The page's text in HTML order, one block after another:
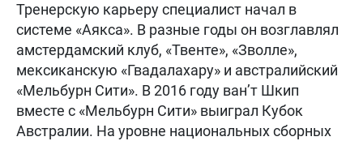
Тренерскую карьеру специалист начал в
системе «Аякса». В разные годы он возглавлял
амстердамский клуб, «Твенте», «Зволле»,
мексиканскую «Гвадалахару» и австралийский
«Мельбурн Сити». В 2016 году ван’т Шкип
вместе с «Мельбурн Сити» выиграл Кубок
Австралии. На уровне национальных сборных